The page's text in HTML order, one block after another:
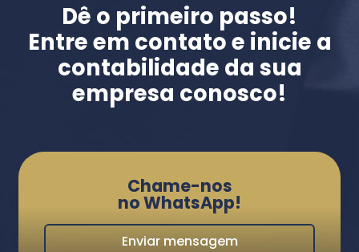
Dê o primeiro passo!
Entre em contato e inicie a
contabilidade da sua
empresa conosco!
Chame-nos
no WhatsApp!
Enviar mensagem